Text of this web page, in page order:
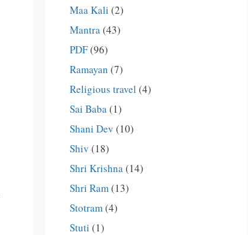
Maa Kali (2)
Mantra(43)
PDF(96)
Ramayan (7)
Religious travel (4)
Sai Baba(1)
Shani Dev (10)
Shiv (18)
Shri Krishna(14)
Shri Ram(13)
Stotram(4)
Stuti (1)